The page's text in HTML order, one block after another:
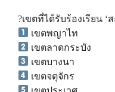
?เขตที่ได้รับร้องเรียน
เขตพญาไท
เขตลาดกระบัง
เขตบางนา
เขตจตุจักร